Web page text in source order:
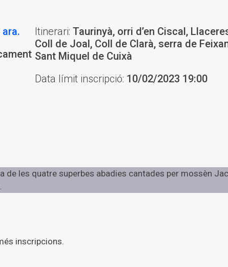
Itinerari: Taurinyà, orri d’en Ciscal,
Coll de Joal, Coll de Clarà, serra de
Sant Miquel de Cuixà
Data límit inscripció: 10/02/2023 19:00
de les quatre superbes abadies cantades per mossèn
inscripcions.